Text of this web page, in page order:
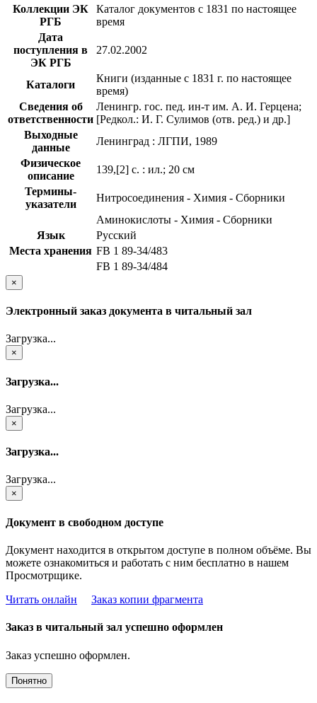
Коллекции ЭК
РГБ
Каталог документов с 1831 по настоящее
время
Дата
поступления в
ЭК РГБ
27.02.2002
Каталоги
Книги (изданные с 1831 г. по настоящее
время)
Сведения об
ответственности
Ленингр. гос. пед. ин-т им. А. И. Герцена;
[Редкол.: И. Г. Сулимов (отв. ред.) и др.]
Выходные
данные
Ленинград : ЛГПИ, 1989
Физическое
описание
139,[2] с. : ил.; 20 см
Термины-
указатели
Нитросоединения - Химия - Сборники
Аминокислоты - Химия - Сборники
Язык
Русский
Места хранения FB 1 89-34/483
FB 1 89-34/484
×
Электронный заказ документа в читальный зал
Загрузка...
×
Загрузка...
Загрузка...
×
Загрузка...
Загрузка...
×
Документ в свободном доступе
Документ находится в открытом доступе в полном объёме. Вы
можете ознакомиться и работать с ним бесплатно в нашем
Просмотрщике.
Читать онлайн
Заказ копии фрагмента
Заказ в читальный зал успешно оформлен
Заказ успешно оформлен.
Понятно